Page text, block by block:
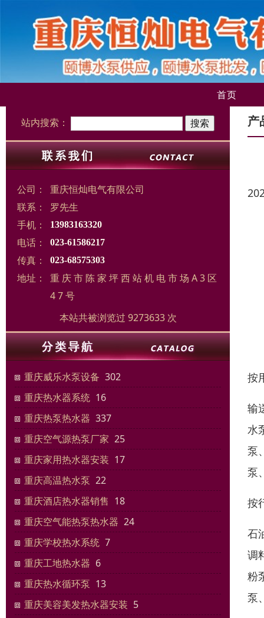
首页
站内搜索：
公司：
重庆恒灿电气有限公司
联系：
罗先生
手机：
13983163320
电话： 023-61586217
传真： 023-68575303
地址：
重 庆 市 陈 家 坪 西 站 机 电 市 场 A 3 区
4 7 号
本站共被浏览过 9273633 次
重庆威乐水泵设备 302
重庆热水器系统 16
重庆热泵热水器 337
重庆空气源热泵厂家 25
重庆家用热水器安装 17
重庆高温热水泵 22
重庆酒店热水器销售 18
重庆空气能热泵热水器 24
重庆学校热水系统 7
重庆工地热水器 6
重庆热水循环泵 13
重庆美容美发热水器安装 5
产
按
输
水
泵
泵
按
石
调
粉
泵